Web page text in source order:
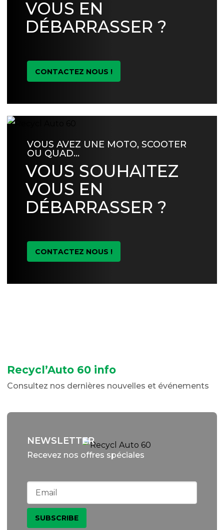
VOUS EN
DÉBARRASSER ?
CONTACTEZ NOUS !
VOUS AVEZ UNE MOTO, SCOOTER
OU QUAD…
VOUS SOUHAITEZ
VOUS EN
DÉBARRASSER ?
CONTACTEZ NOUS !
Recycl’Auto 60 info
Consultez nos dernières nouvelles et événements
NEWSLETTER
Recevez nos offres spéciales